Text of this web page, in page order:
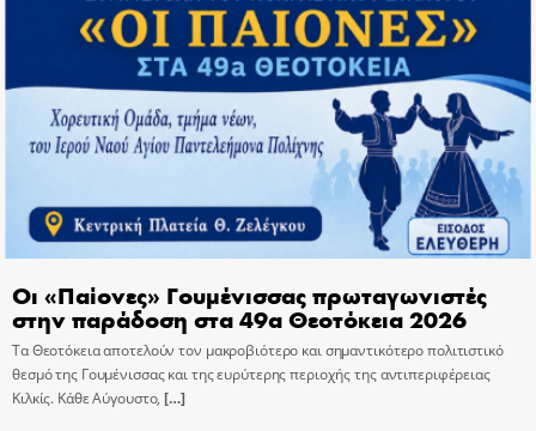
Οι «Παίονες» Γουμένισσας πρωταγωνιστές
στην παράδοση στα 49α Θεοτόκεια 2026
Τα Θεοτόκεια αποτελούν τον μακροβιότερο και σημαντικότερο πολιτιστικό
θεσμό της Γουμένισσας και της ευρύτερης περιοχής της αντιπεριφέρειας
Κιλκίς. Κάθε Αύγουστο, […]